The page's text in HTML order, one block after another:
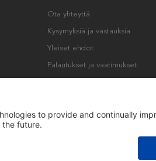
Ota yhteyttä
Kysymyksiä ja vastauksia
Yleiset ehdot
Palautukset ja vaatimukset